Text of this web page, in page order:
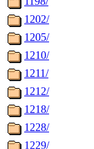
1202/
1205/
1210/
1211/
1212/
1218/
1228/
1229/